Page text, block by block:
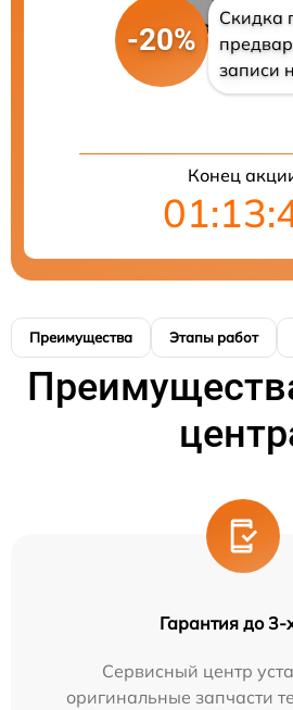
-20%
Скидка
записи
Конец
Преимущества Этапы работ
Гарантия до 3-
Сервисный центр
оригинальные запчасти